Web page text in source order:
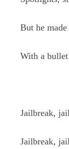
But he
With a
Jailbreak,
Jailbreak,